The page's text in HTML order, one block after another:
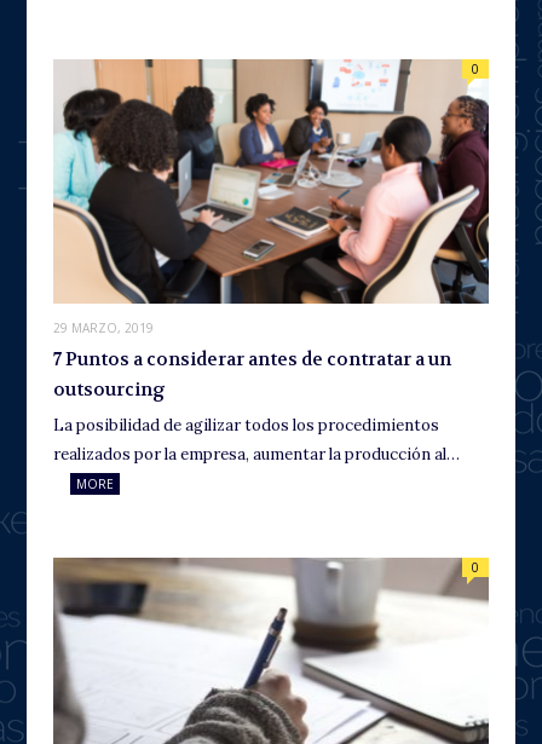
29 MARZO, 2019
0
7 Puntos a considerar antes de contratar a un
outsourcing
La posibilidad de agilizar todos los procedimientos
realizados por la empresa, aumentar la producción al…
MORE
0